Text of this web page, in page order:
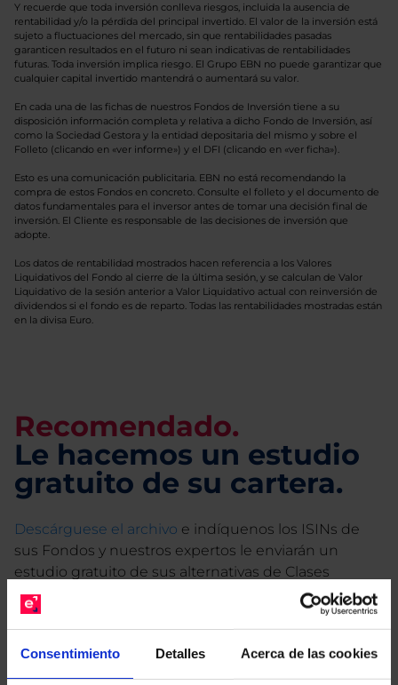
Consentimiento Detalles Acerca de las cookies
Y recuerde que toda inversión conlleva riesgos, incluida la ausencia de
rentabilidad y/o la pérdida del principal invertido. El valor de la inversión está
sujeto a fluctuaciones del mercado, sin que rentabilidades pasadas
garanticen resultados en el futuro ni sean indicativas de rentabilidades
futuras. Toda inversión implica riesgo. El Grupo EBN no puede garantizar que
cualquier capital invertido mantendrá o aumentará su valor.
En cada una de las fichas de nuestros Fondos de Inversión tiene a su
disposición información completa y relativa a dicho Fondo de Inversión, así
como la Sociedad Gestora y la entidad depositaria del mismo y sobre el
Folleto (clicando en «ver informe») y el DFI (clicando en «ver ficha»).
Esto es una comunicación publicitaria. EBN no está recomendando la
compra de estos Fondos en concreto. Consulte el folleto y el documento de
datos fundamentales para el inversor antes de tomar una decisión final de
inversión. El Cliente es responsable de las decisiones de inversión que
adopte.
Los datos de rentabilidad mostrados hacen referencia a los Valores
Liquidativos del Fondo al cierre de la última sesión, y se calculan de Valor
Liquidativo de la sesión anterior a Valor Liquidativo actual con reinversión de
dividendos si el fondo es de reparto. Todas las rentabilidades mostradas están
en la divisa Euro.
Recomendado.
Le hacemos un estudio
gratuito de su cartera.
Descárguese el archivo e indíquenos los ISINs de
sus Fondos y nuestros expertos le enviarán un
estudio gratuito de sus alternativas de Clases
Limpias con las que podrá ahorrar en sus costes.